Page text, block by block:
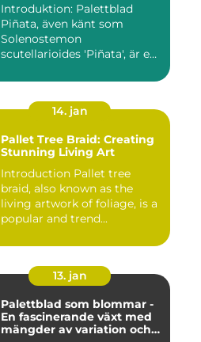
Introduktion: Palettblad
Piñata, även känt som
Solenostemon
scutellarioides 'Piñata', är en
14. jan
Pallet Tree Braid: Creating
Stunning Living Art
Introduction Pallet tree
braid, also known as the
living artwork of foliage, is a
popular and trend...
13. jan
Palettblad som blommar -
En fascinerande växt med
mängder av variation och